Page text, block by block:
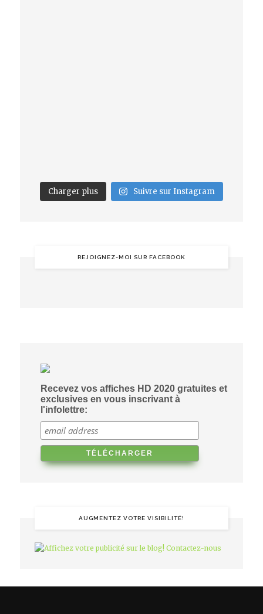
Charger plus Suivre sur Instagram
REJOIGNEZ-MOI SUR FACEBOOK
Recevez vos affiches HD 2020 gratuites et
exclusives en vous inscrivant à
l'infolettre:
AUGMENTEZ VOTRE VISIBILITÉ!